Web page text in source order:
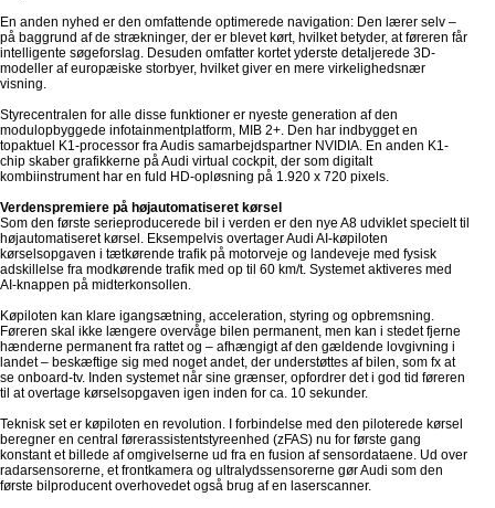
En anden nyhed er den omfattende optimerede navigation: Den lærer selv –
på baggrund af de strækninger, der er blevet kørt, hvilket betyder, at føreren får
intelligente søgeforslag. Desuden omfatter kortet yderste detaljerede 3D-
modeller af europæiske storbyer, hvilket giver en mere virkelighedsnær
visning.
Styrecentralen for alle disse funktioner er nyeste generation af den
modulopbyggede infotainmentplatform, MIB 2+. Den har indbygget en
topaktuel K1-processor fra Audis samarbejdspartner NVIDIA. En anden K1-
chip skaber grafikkerne på Audi virtual cockpit, der som digitalt
kombiinstrument har en fuld HD-opløsning på 1.920 x 720 pixels.
Verdenspremiere på højautomatiseret kørsel
Som den første serieproducerede bil i verden er den nye A8 udviklet specielt til
højautomatiseret kørsel. Eksempelvis overtager Audi AI-køpiloten
kørselsopgaven i tætkørende trafik på motorveje og landeveje med fysisk
adskillelse fra modkørende trafik med op til 60 km/t. Systemet aktiveres med
AI-knappen på midterkonsollen.
Køpiloten kan klare igangsætning, acceleration, styring og opbremsning.
Føreren skal ikke længere overvåge bilen permanent, men kan i stedet fjerne
hænderne permanent fra rattet og – afhængigt af den gældende lovgivning i
landet – beskæftige sig med noget andet, der understøttes af bilen, som fx at
se onboard-tv. Inden systemet når sine grænser, opfordrer det i god tid føreren
til at overtage kørselsopgaven igen inden for ca. 10 sekunder.
Teknisk set er køpiloten en revolution. I forbindelse med den piloterede kørsel
beregner en central førerassistentstyreenhed (zFAS) nu for første gang
konstant et billede af omgivelserne ud fra en fusion af sensordataene. Ud over
radarsensorerne, et frontkamera og ultralydssensorerne gør Audi som den
første bilproducent overhovedet også brug af en laserscanner.